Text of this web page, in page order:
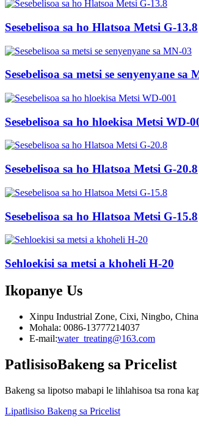
Sesebelisoa sa ho Hlatsoa Metsi G-13.8
Sesebelisoa sa metsi se senyenyane sa
Sesebelisoa sa ho hloekisa Metsi WD-
Sesebelisoa sa ho Hlatsoa Metsi G-20.8
Sesebelisoa sa ho Hlatsoa Metsi G-15.8
Sehloekisi sa metsi a khoheli H-20
Ikopanye Us
Xinpu Industrial Zone, Cixi, Ningbo,
Mohala: 0086-13777214037
E-mail:water_treating@163.com
PatlisisoBakeng sa Pricelist
Bakeng sa lipotso mabapi le lihlahisoa tsa rona
Lipatlisiso Bakeng sa Pricelist